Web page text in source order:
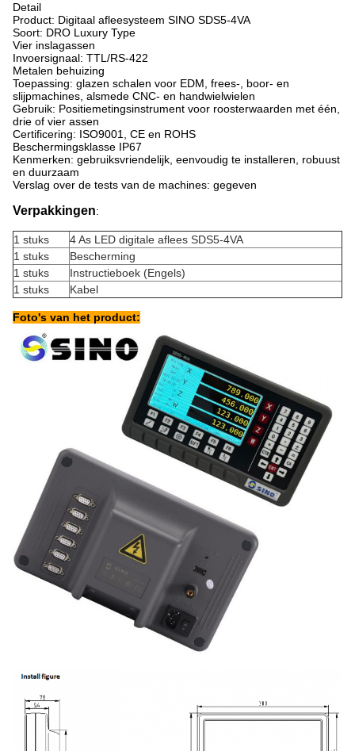
Detail
Product: Digitaal afleesysteem SINO SDS5-4VA
Soort: DRO Luxury Type
Vier inslagassen
Invoersignaal: TTL/RS-422
Metalen behuizing
Toepassing: glazen schalen voor EDM, frees-, boor- en
slijpmachines, alsmede CNC- en handwielwielen
Gebruik: Positiemetingsinstrument voor roosterwaarden met één,
drie of vier assen
Certificering: ISO9001, CE en ROHS
Beschermingsklasse IP67
Kenmerken: gebruiksvriendelijk, eenvoudig te installeren, robuust
en duurzaam
Verslag over de tests van de machines: gegeven
Verpakkingen:
1 stuks
4 As LED digitale aflees SDS5-4VA
1 stuks
Bescherming
1 stuks
Instructieboek (Engels)
1 stuks
Kabel
Foto's van het product: